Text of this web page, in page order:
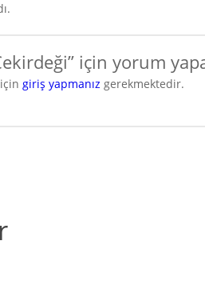
için yorum
giriş yapmanız gerekmektedir.